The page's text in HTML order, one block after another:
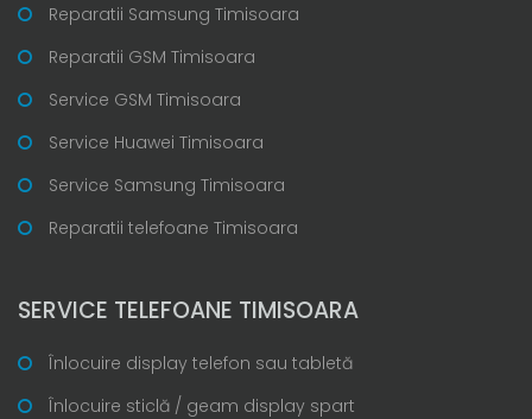
Reparatii Samsung Timisoara
Reparatii GSM Timisoara
Service GSM Timisoara
Service Huawei Timisoara
Service Samsung Timisoara
Reparatii telefoane Timisoara
SERVICE TELEFOANE TIMISOARA
Înlocuire display telefon sau tabletă
Înlocuire sticlă / geam display spart